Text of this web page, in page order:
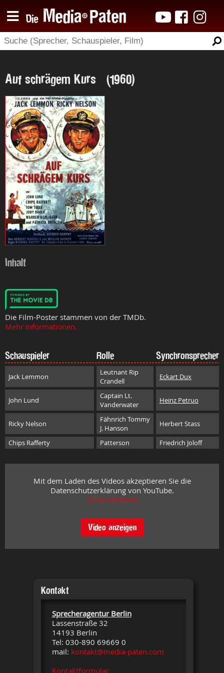
Auf schrägem Kurs (1960)
Inhalt
Die Film-Poster stammen von der TMDb.
Mehr Informationen.
Schauspieler Rolle Synchronsprecher
Jack Lemmon
Leutnant Rip
Crandell
Eckart Dux
John Lund
Captain Lt.
Vanderwater
Heinz Petruo
Ricky Nelson
Fähnrich Tommy
J. Hanson
Herbert Stass
Chips Rafferty Patterson Friedrich Joloff
Mit dem Laden des Videos akzeptieren Sie die
Datenschutzerklärung von YouTube.
Mehr erfahren
Video anzeigen
Kontakt
Sprecheragentur Berlin
Lassenstraße 32
14193 Berlin
Tel: 030-890 69669 0
mail: kontakt@media-paten.com
Kontaktformular